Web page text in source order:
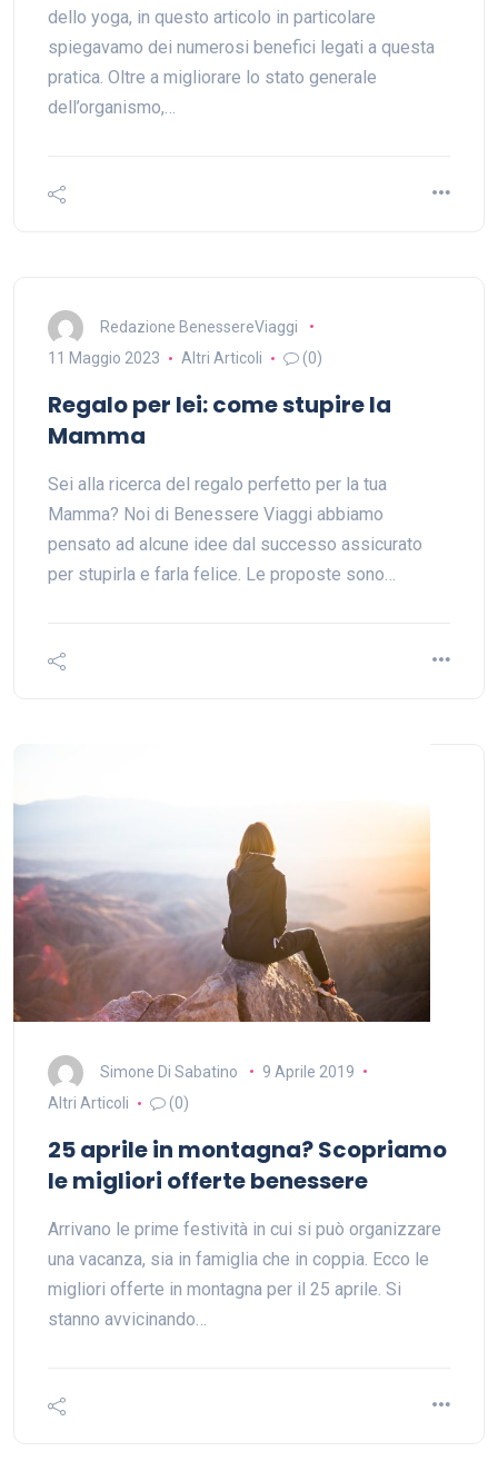
dello yoga, in questo articolo in particolare
spiegavamo dei numerosi benefici legati a questa
pratica. Oltre a migliorare lo stato generale
dell’organismo,…
Redazione BenessereViaggi
11 Maggio 2023
Altri Articoli (0)
Regalo per lei: come stupire la
Mamma
Sei alla ricerca del regalo perfetto per la tua
Mamma? Noi di Benessere Viaggi abbiamo
pensato ad alcune idee dal successo assicurato
per stupirla e farla felice. Le proposte sono…
Simone Di Sabatino
9 Aprile 2019
Altri Articoli
(0)
25 aprile in montagna? Scopriamo
le migliori offerte benessere
Arrivano le prime festività in cui si può organizzare
una vacanza, sia in famiglia che in coppia. Ecco le
migliori offerte in montagna per il 25 aprile. Si
stanno avvicinando…